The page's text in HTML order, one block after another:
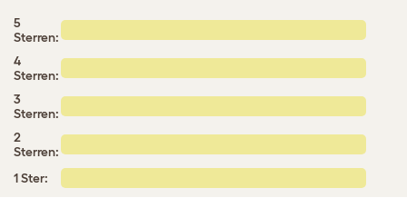
5
Sterren:
4
Sterren:
3
Sterren:
2
Sterren:
1 Ster: